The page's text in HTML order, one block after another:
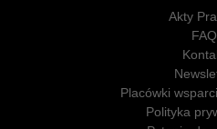
Akty
FAQ
Placówki
Polityka